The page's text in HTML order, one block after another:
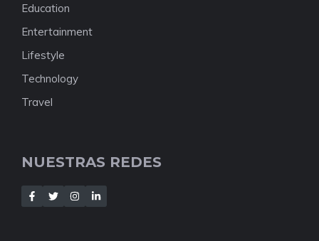
Education
Entertainment
Lifestyle
Technology
Travel
NUESTRAS REDES